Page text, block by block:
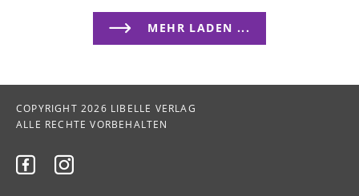
MEHR LADEN ...
COPYRIGHT 2026 LIBELLE VERLAG
ALLE RECHTE VORBEHALTEN
 